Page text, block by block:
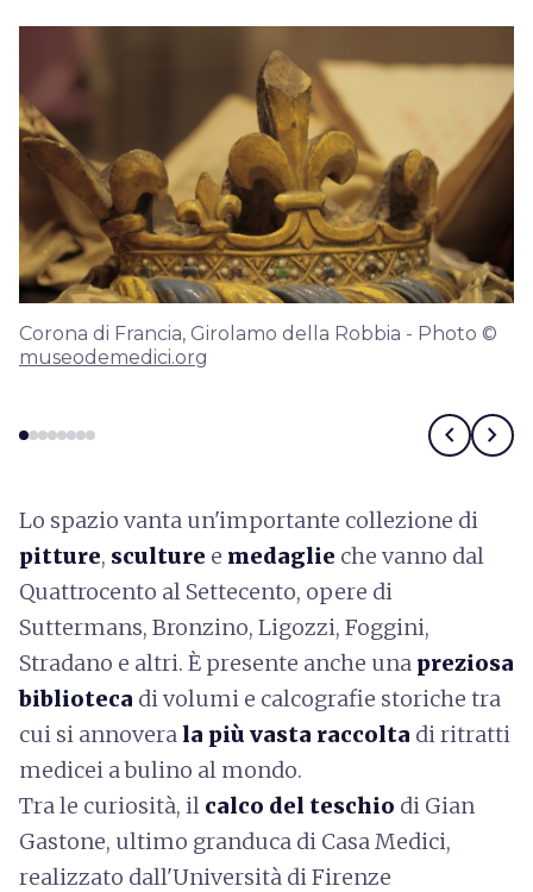
Corona di Francia, Girolamo della Robbia - Photo ©
museodemedici.org
chevron_left chevron_right
Lo spazio vanta un'importante collezione di
pitture, sculture e medaglie che vanno dal
Quattrocento al Settecento, opere di
Suttermans, Bronzino, Ligozzi, Foggini,
Stradano e altri. È presente anche una preziosa
biblioteca di volumi e calcografie storiche tra
cui si annoverala più vasta raccolta di ritratti
medicei a bulino al mondo.
Tra le curiosità, il calco del teschio di Gian
Gastone, ultimo granduca di Casa Medici,
realizzato dall'Università di Firenze